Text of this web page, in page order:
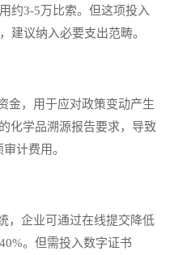
约3-5万比索。但这项投入
建议纳入必要支出范畴。
，用于应对政策变动产生
化学品溯源报告要求，导致
计费用。
企业可通过在线提交降低
。但需投入数字证书